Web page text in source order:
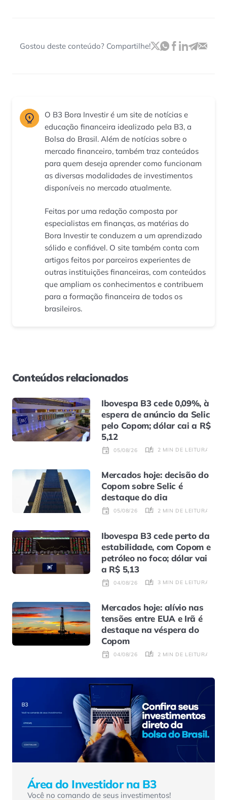
Gostou deste conteúdo? Compartilhe!
O B3 Bora Investir é um site de notícias e
educação financeira idealizado pela B3, a
Bolsa do Brasil. Além de notícias sobre o
mercado financeiro, também traz conteúdos
para quem deseja aprender como funcionam
as diversas modalidades de investimentos
disponíveis no mercado atualmente.
Feitas por uma redação composta por
especialistas em finanças, as matérias do
Bora Investir te conduzem a um aprendizado
sólido e confiável. O site também conta com
artigos feitos por parceiros experientes de
outras instituições financeiras, com conteúdos
que ampliam os conhecimentos e contribuem
para a formação financeira de todos os
brasileiros.
Conteúdos relacionados
Ibovespa B3 cede 0,09%, à
espera de anúncio da Selic
pelo Copom; dólar cai a R$
5,12
05/08/26 2 MIN DE LEITURA
Mercados hoje: decisão do
Copom sobre Selic é
destaque do dia
05/08/26 2 MIN DE LEITURA
Ibovespa B3 cede perto da
estabilidade, com Copom e
petróleo no foco; dólar vai
a R$ 5,13
04/08/26 3 MIN DE LEITURA
Mercados hoje: alívio nas
tensões entre EUA e Irã é
destaque na véspera do
Copom
04/08/26 2 MIN DE LEITURA
Área do Investidor na B3
Você no comando de seus investimentos!